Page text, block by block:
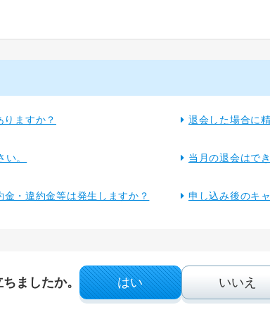
ますか？
。
・違約金等は発生しますか？
退会した場合に
当月の退会はで
申し込み後のキ
ましたか。 はい いいえ